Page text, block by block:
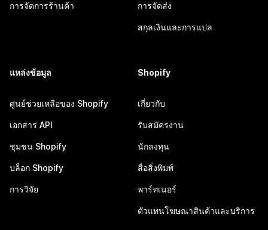
การจัดการร้านค้า การจัดส่ง
สกุลเงินและการแปล
แหล่งข้อมูล
ศูนย์ช่วยเหลือของ Shopify
เอกสาร API
ชุมชน Shopify
บล็อก Shopify
การวิจัย
Shopify
เกี่ยวกับ
รับสมัครงาน
นักลงทุน
สื่อสิ่งพิมพ์
พาร์ทเนอร์
ตัวแทนโฆษณาสินค้าและบริการ